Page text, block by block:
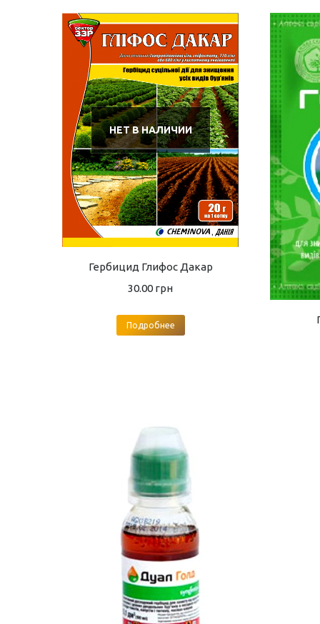
НЕТ В НАЛИЧИИ
Гербицид Глифос Дакар
30.00 грн
Подробнее